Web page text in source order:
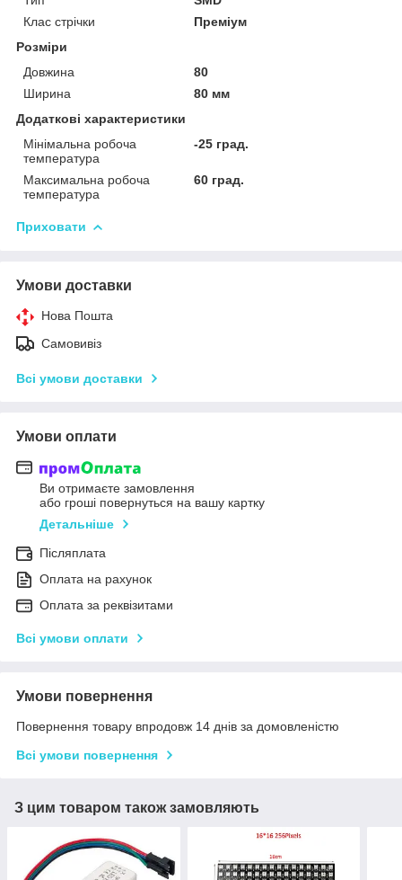
Клас стрічки
Преміум
Розміри
Довжина
80
Ширина
80 мм
Додаткові характеристики
Мінімальна робоча
температура
-25 град.
Максимальна робоча
температура
60 град.
Приховати
Умови доставки
Нова Пошта
Самовивіз
Всі умови доставки
Умови оплати
Ви отримаєте замовлення
або гроші повернуться на вашу картку
Детальніше
Післяплата
Оплата на рахунок
Оплата за реквізитами
Всі умови оплати
Умови повернення
Повернення товару впродовж 14 днів за домовленістю
Всі умови повернення
З цим товаром також замовляють